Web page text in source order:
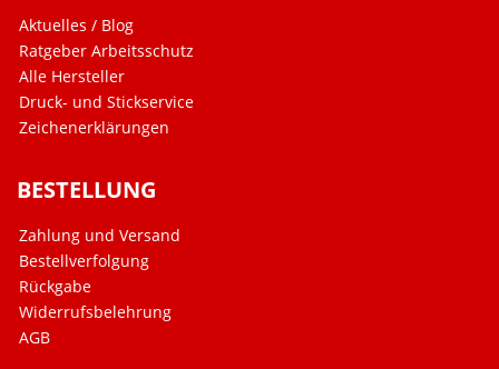
Aktuelles / Blog
Ratgeber Arbeitsschutz
Alle Hersteller
Druck- und Stickservice
Zeichenerklärungen
BESTELLUNG
Zahlung und Versand
Bestellverfolgung
Rückgabe
Widerrufsbelehrung
AGB